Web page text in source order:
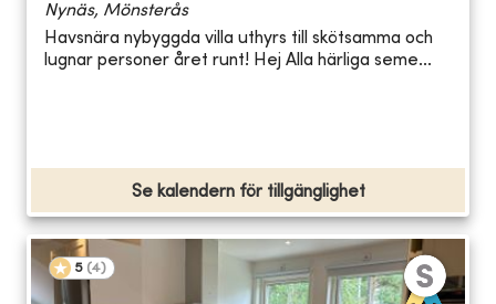
Nynäs, Mönsterås
Havsnära nybyggda villa uthyrs till skötsamma och
lugnar personer året runt! Hej Alla härliga seme...
Se kalendern för tillgänglighet
5 (4)